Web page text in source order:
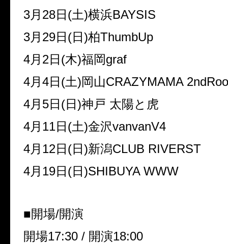
3月 28日 (土)横浜BAYSIS
3月 29日 (日 )柏ThumbUp
4月 2日 (木)福岡graf
4月 4日 (土)岡山CRAZYMAMA
4月 5日 (日 )神戸 太陽と虎
4月 11日 (土)金沢vanvanV4
4月 12日 (日 )新潟CLUB RIVERST
4月 19日 (日 )SHIBUYA WWW
■開場/開演
開場17:30 / 開演18:00